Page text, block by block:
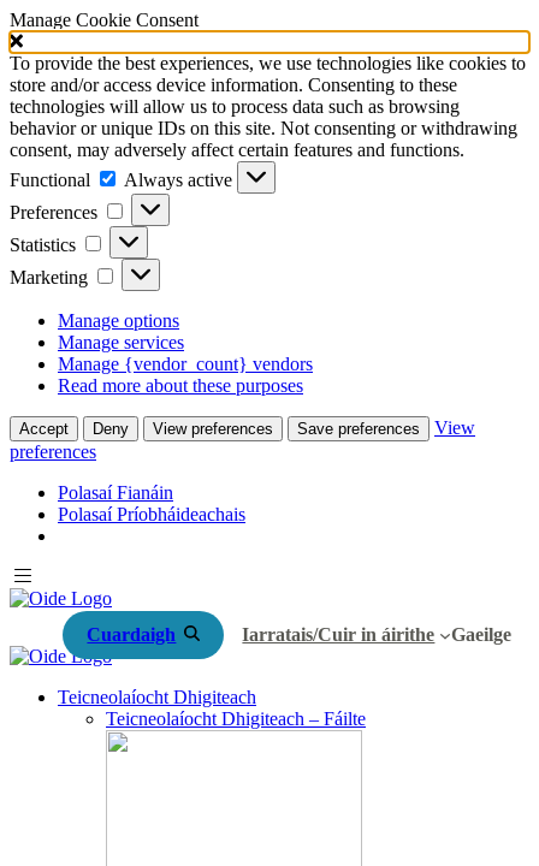
Manage Cookie Consent
To provide the best experiences, we use technologies like cookies to
store and/or access device information. Consenting to these
technologies will allow us to process data such as browsing
behavior or unique IDs on this site. Not consenting or withdrawing
consent, may adversely affect certain features and functions.
Functional
Functional
Always active
Preferences
Preferences
Statistics Statistics
Marketing Marketing
Manage options
Manage services
Manage {vendor_count} vendors
Read more about these purposes
Accept Deny View preferences Save preferences
View
preferences
Polasaí Fianáin
Polasaí Príobháideachais
Cuardaigh Iarratais/Cuir in áirithe Gaeilge
Teicneolaíocht Dhigiteach
Teicneolaíocht Dhigiteach – Fáilte